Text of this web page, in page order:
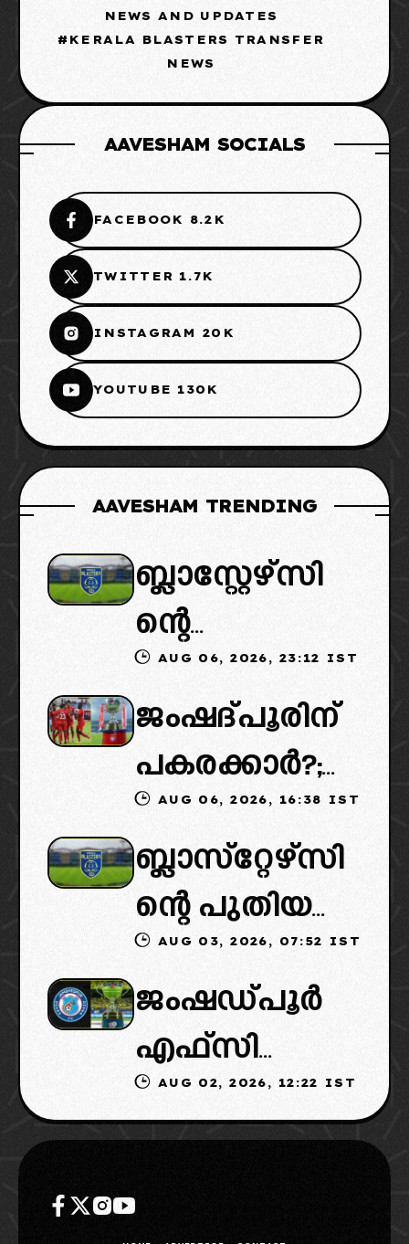
NEWS AND UPDATES
KERALA BLASTERS TRANSFER
NEWS
AAVESHAM SOCIALS
FACEBOOK 8.2K
TWITTER 1.7K
INSTAGRAM 20K
YOUTUBE 130K
AAVESHAM TRENDING
ബ്ലാസ്റ്റേഴ്സി
ന്റെ
കൈമാറ്റത്തി
ൽ ട്വിസ്റ്റ്:
പുതിയ
ഉടമകളെത്താ
ൻ വൈകും,
കോടതിയുടെ
നീക്കവും
നിർണായകം
AUG 06, 2026, 23:12 IST
ജംഷദ്പൂരിന്
പകരക്കാർ?;
ഐഎസ്എല്ലി
ൽ പുതിയ
ടീമിനെ
ഉൾപ്പെടുത്താ
ൻ
എഐഎഫ്എ
ഫ്: വരുന്നത്
ഗോവൻ
ലെജൻഡറി
AUG 06, 2026, 16:38 IST
ബ്ലാസ്‌റ്റേഴ്‌സി
ന്റെ പുതിയ
ഉടമകളിൽ
മലബാറിൽ
നിന്നുള്ള
ബിസിനസ്
ഗ്രൂപ്പും:
ക്ലബ്ബിന്റെ
AUG 03, 2026, 07:52 IST
ജംഷഡ്പൂർ
എഫ്സി
മടങ്ങിവരും!:
തിരിച്ചെത്തി
ക്കാൻ
AUG 02, 2026, 12:22 IST